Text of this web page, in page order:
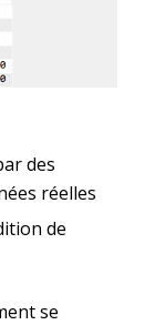
des
réelles
de
se